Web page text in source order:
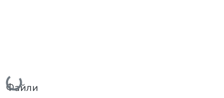
Вантажиться...
Файли